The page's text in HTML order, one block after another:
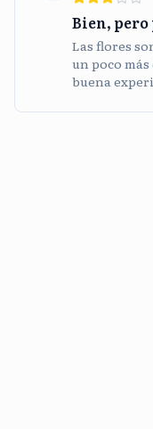
Bien,
Las flores
un poco
buena